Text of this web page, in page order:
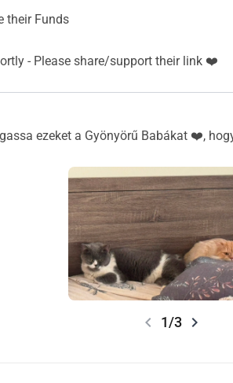
their Funds
They are due to travel shortly - Please share/support their link ❤️
ezeket a Gyönyörű Babákat ❤️,
chevron_left 1/3 chevron_right